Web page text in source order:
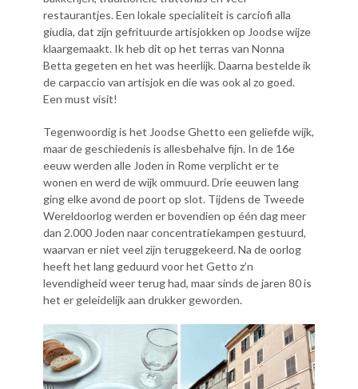
restaurantjes. Een lokale specialiteit is carciofi alla
giudia, dat zijn gefrituurde artisjokken op Joodse wijze
klaargemaakt. Ik heb dit op het terras van Nonna
Betta gegeten en het was heerlijk. Daarna bestelde ik
de carpaccio van artisjok en die was ook al zo goed.
Een must visit!
Tegenwoordig is het Joodse Ghetto een geliefde wijk,
maar de geschiedenis is allesbehalve fijn. In de 16e
eeuw werden alle Joden in Rome verplicht er te
wonen en werd de wijk ommuurd. Drie eeuwen lang
ging elke avond de poort op slot. Tijdens de Tweede
Wereldoorlog werden er bovendien op één dag meer
dan 2.000 Joden naar concentratiekampen gestuurd,
waarvan er niet veel zijn teruggekeerd. Na de oorlog
heeft het lang geduurd voor het Getto z’n
levendigheid weer terug had, maar sinds de jaren 80 is
het er geleidelijk aan drukker geworden.